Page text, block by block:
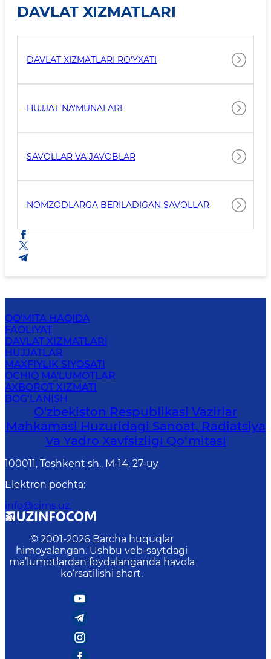
DAVLAT XIZMATLARI
DAVLAT XIZMATLARI RO‘YXATI
HUJJAT NA'MUNALARI
SAVOLLAR VA JAVOBLAR
NOMZODLARGA BERILADIGAN SAVOLLAR
QO'MITA HAQIDA
FAOLIYAT
DAVLAT XIZMATLARI
HUJJATLAR
MAXFIYLIK SIYOSATI
OCHIQ MA'LUMOTLAR
AXBOROT XIZMATI
BOG‘LANISH
O'zbekiston Respublikasi Vazirlar
Mahkamasi Huzuridagi Sanoat, Radiatsiya
Va Yadro Xavfsizligi Qo‘mitasi
100011, Toshkent sh., М-14, 27-uy
Elektron pochta:
info@cirns.uz.
© 2001-2026 Barcha huquqlar
himoyalangan. Ushbu veb-saytdagi
ma’lumotlardan foydalanganda havola
ko‘rsatilishi shart.